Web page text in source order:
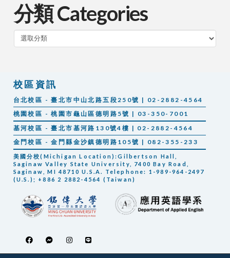
分類 Categories
類
校區資訊
台北校區 - 臺北市中山北路五段250號 | 02-2882-4564
桃園校區 - 桃園市龜山區德明路5號 | 03-350-7001
基河校區 - 臺北市基河路130號4樓 | 02-2882-4564
金門校區 - 金門縣金沙鎮德明路105號 | 082-355-233
美國分校(Michigan Location):Gilbertson Hall,
Saginaw Valley State University, 7400 Bay Road,
Saginaw, MI 48710 U.S.A. Telephone: 1-989-964-2497
(U.S.); +886 2 2882-4564 (Taiwan)